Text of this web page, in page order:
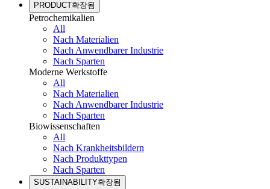
PRODUCT확장됨
Petrochemikalien
All
Nach Materialien
Nach Anwendbarer Industrie
Nach Sparten
Moderne Werkstoffe
All
Nach Materialien
Nach Anwendbarer Industrie
Nach Sparten
Biowissenschaften
All
Nach Krankheitsbildern
Nach Produkttypen
Nach Sparten
SUSTAINABILITY확장됨